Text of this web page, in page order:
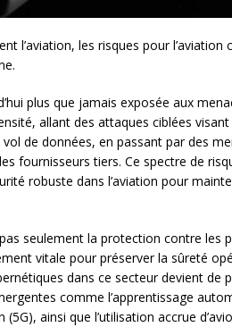
l’aviation, les risques pour l’aviation
plus que jamais exposée aux
allant des attaques ciblées
de données, en passant par des
fournisseurs tiers. Ce spectre de
robuste dans l’aviation pour
seulement la protection contre les
vitale pour préserver la sûreté
dans ce secteur devient de
comme l’apprentissage
ainsi que l’utilisation accrue